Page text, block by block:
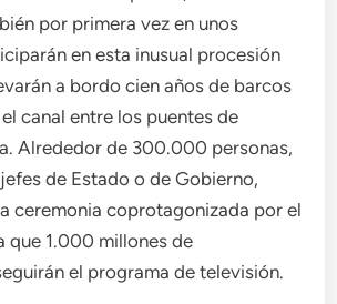
por primera vez en unos
en esta inusual procesión
a bordo cien años de barcos
canal entre los puentes de
Alrededor de 300.000 personas,
de Estado o de Gobierno,
ceremonia coprotagonizada por el
que 1.000 millones de
el programa de televisión.